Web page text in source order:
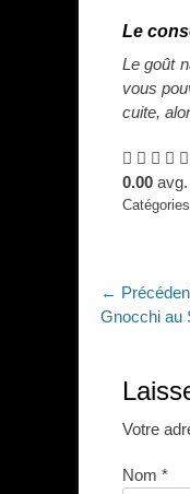
Le
Le goût
vous
cuite,
0.00
Catégories
de
←
Article
Gnocchi au
Votre
Nom *